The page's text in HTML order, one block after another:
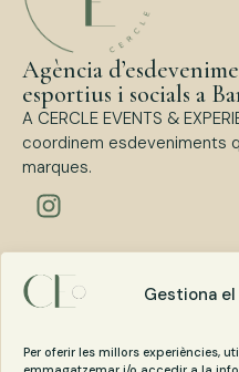
Gestiona
Per oferir les millors experiències,
Agència
esportius i socials a
A CERCLE EVENTS &
coordinem esdeveniments
marques.
Esdeveniments
Esdeveniments